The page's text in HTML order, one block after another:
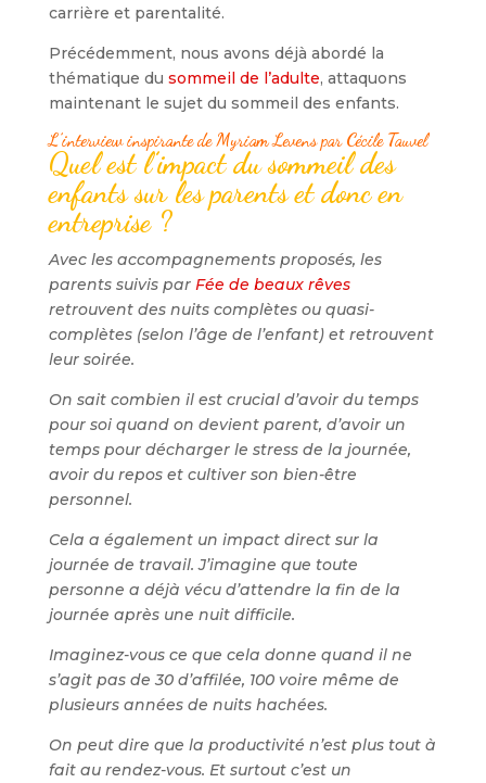
carrière et parentalité.
Précédemment, nous avons déjà abordé la
thématique du sommeil de l’adulte, attaquons
maintenant le sujet du sommeil des enfants.
L’interview inspirante de Myriam Levens par Cécile Tauvel
Quel est l’impact du sommeil des
enfants sur les parents et donc en
entreprise ?
Avec les accompagnements proposés, les
parents suivis par Fée de beaux rêves
retrouvent des nuits complètes ou quasi-
complètes (selon l’âge de l’enfant) et retrouvent
leur soirée.
On sait combien il est crucial d’avoir du temps
pour soi quand on devient parent, d’avoir un
temps pour décharger le stress de la journée,
avoir du repos et cultiver son bien-être
personnel.
Cela a également un impact direct sur la
journée de travail. J’imagine que toute
personne a déjà vécu d’attendre la fin de la
journée après une nuit difficile.
Imaginez-vous ce que cela donne quand il ne
s’agit pas de 30 d’affilée, 100 voire même de
plusieurs années de nuits hachées.
On peut dire que la productivité n’est plus tout à
fait au rendez-vous. Et surtout c’est un